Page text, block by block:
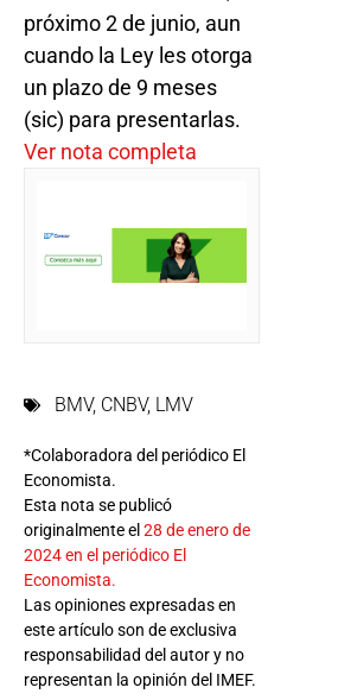
próximo 2 de junio, aun
cuando la Ley les otorga
un plazo de 9 meses
(sic) para presentarlas.
Ver nota completa
BMV, CNBV, LMV
*Colaboradora del periódico El
Economista.
Esta nota se publicó
originalmente el 28 de enero de
2024 en el periódico El
Economista.
Las opiniones expresadas en
este artículo son de exclusiva
responsabilidad del autor y no
representan la opinión del IMEF.